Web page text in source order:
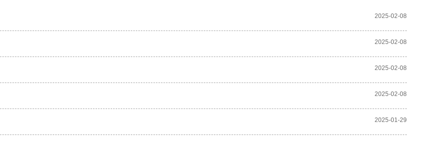
2025-02-08
2025-02-08
2025-02-08
2025-02-08
2025-01-29